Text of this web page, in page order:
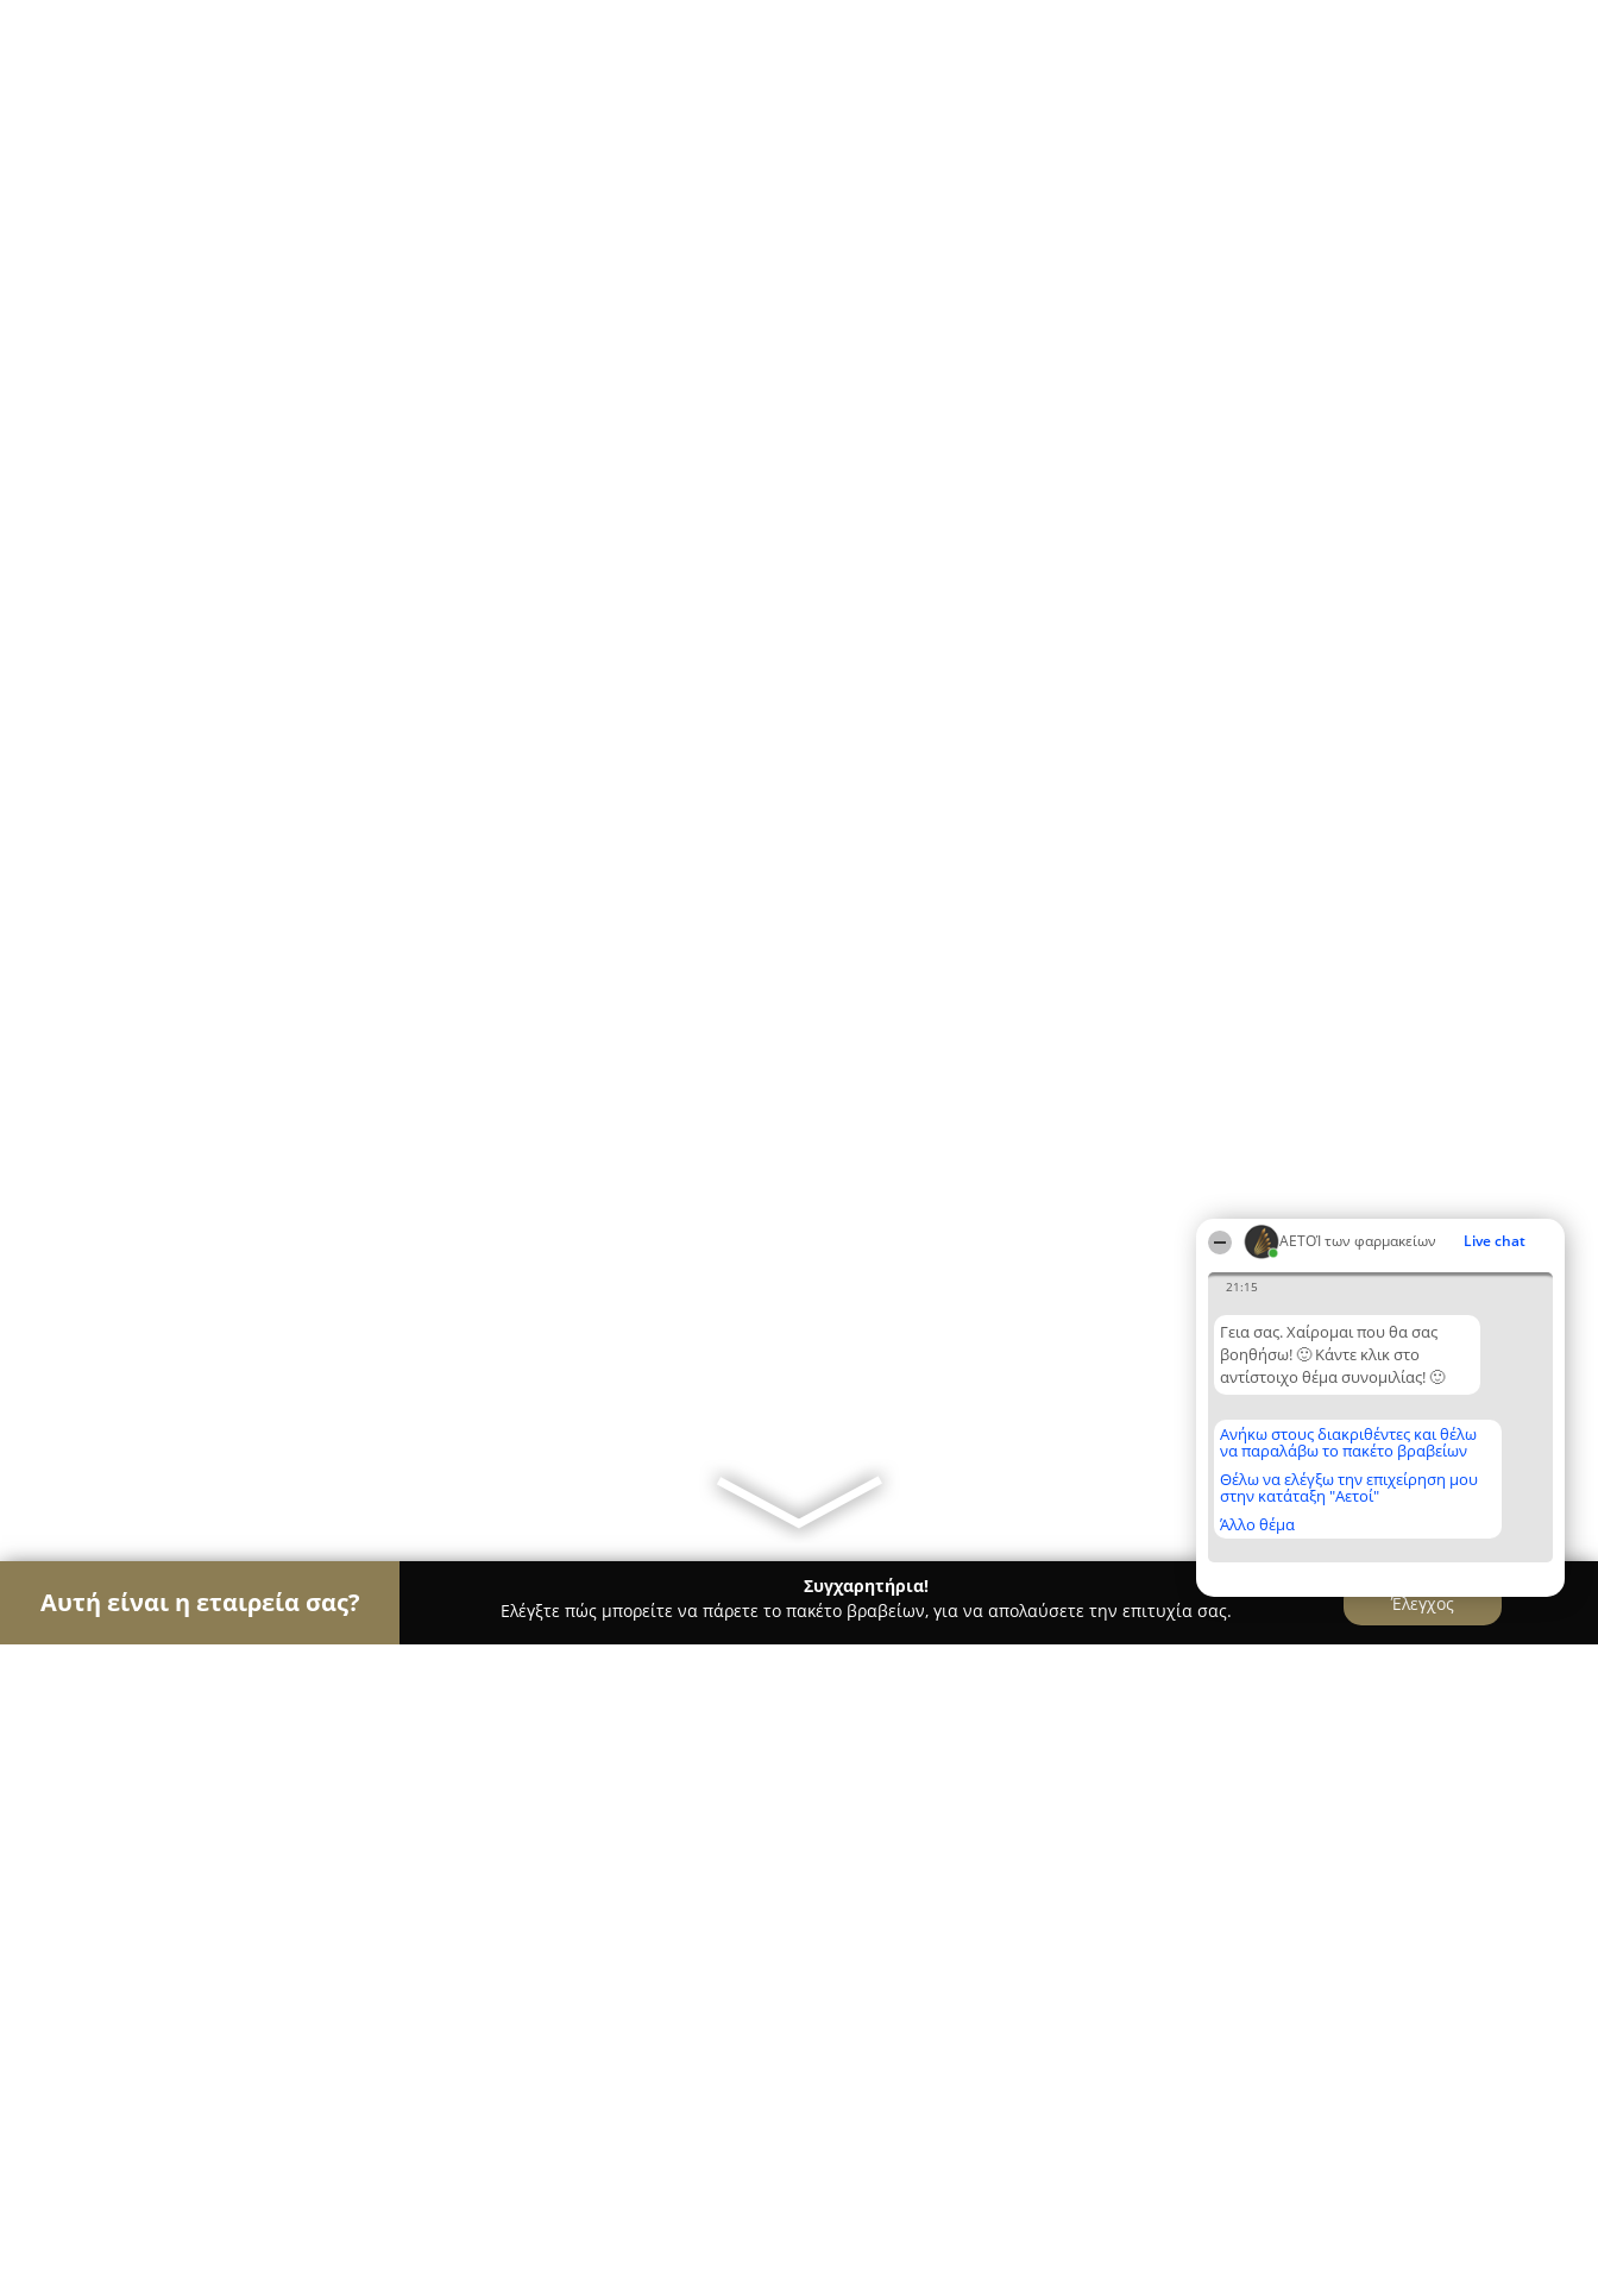
ΑΕΤΟΊ των φαρμακείων Live chat
21:15
Γεια σας. Χαίρομαι που θα σας
βοηθήσω! 🙂 Κάντε κλικ στο
αντίστοιχο θέμα συνομιλίας! 🙂
Ανήκω στους διακριθέντες και θέλω
να παραλάβω το πακέτο βραβείων
Θέλω να ελέγξω την επιχείρηση μου
στην κατάταξη "Αετοί"
Άλλο θέμα
Αυτή είναι η εταιρεία σας?
Συγχαρητήρια!
Ελέγξτε πώς μπορείτε να πάρετε το πακέτο βραβείων, για να απολαύσετε την επιτυχία σας.
Έλεγχος